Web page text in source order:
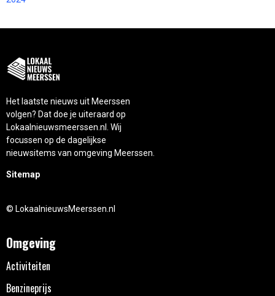
Het laatste nieuws uit Meerssen
volgen? Dat doe je uiteraard op
Lokaalnieuwsmeerssen.nl. Wij
focussen op de dagelijkse
nieuwsitems van omgeving Meerssen.
Sitemap
© LokaalnieuwsMeerssen.nl
Omgeving
Activiteiten
Benzineprijs